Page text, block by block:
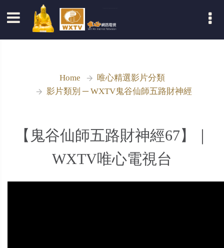
Home
唯心精選影片分類
影片類別 ─ WXTV鬼谷仙師五路財神經
【鬼谷仙師五路財神經67】｜
WXTV唯心電視台